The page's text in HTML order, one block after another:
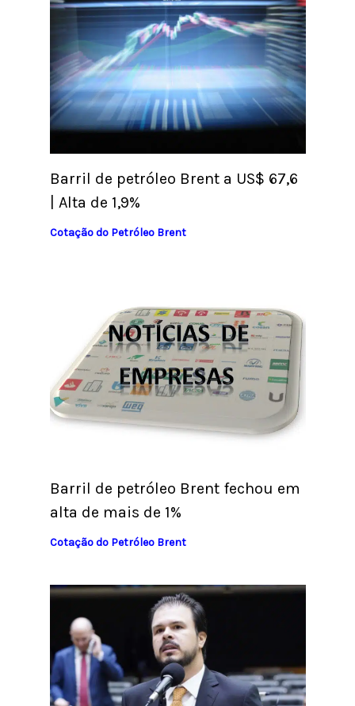
Barril de petróleo Brent a US$ 67,6
| Alta de 1,9%
Cotação do Petróleo Brent
Barril de petróleo Brent fechou em
alta de mais de 1%
Cotação do Petróleo Brent